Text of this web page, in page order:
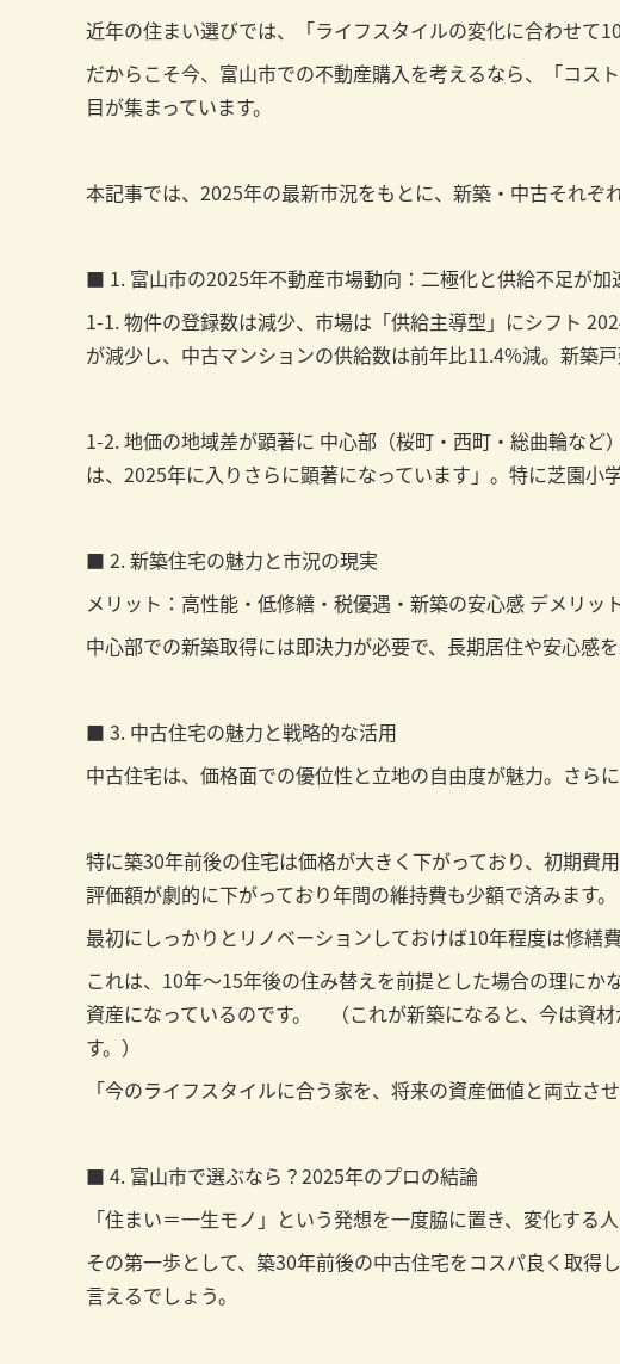
近年の住まい選びでは、「ライフスタイルの変化に合わせて
だからこそ今、富山市での不動産購入を考えるなら、「コス
目が集まっています。
本記事では、2025年の最新市況をもとに、新築・中古それぞ
■ 1. 富山市の2025年不動産市場動向：二極化と供給不足が加
1-1. 物件の登録数は減少、市場は「供給主導型」にシフト
が減少し、中古マンションの供給数は前年比11.4%減。新築
1-2. 地価の地域差が顕著に 中心部（桜町・西町・総曲輪な
は、2025年に入りさらに顕著になっています」。特に芝園小
■ 2. 新築住宅の魅力と市況の現実
メリット：高性能・低修繕・税優遇・新築の安心感 デメリッ
中心部での新築取得には即決力が必要で、長期居住や安心感
■ 3. 中古住宅の魅力と戦略的な活用
中古住宅は、価格面での優位性と立地の自由度が魅力。さら
特に築30年前後の住宅は価格が大きく下がっており、初期
評価額が劇的に下がっており年間の維持費も少額で済みます。
最初にしっかりとリノベーションしておけば10年程度は修繕
これは、10年～15年後の住み替えを前提とした場合の理に
資産になっているのです。 （これが新築になると、今は資
す。）
「今のライフスタイルに合う家を、将来の資産価値と両立さ
■ 4. 富山市で選ぶなら？2025年のプロの結論
「住まい＝一生モノ」という発想を一度脇に置き、変化する
その第一歩として、築30年前後の中古住宅をコスパ良く取
言えるでしょう。